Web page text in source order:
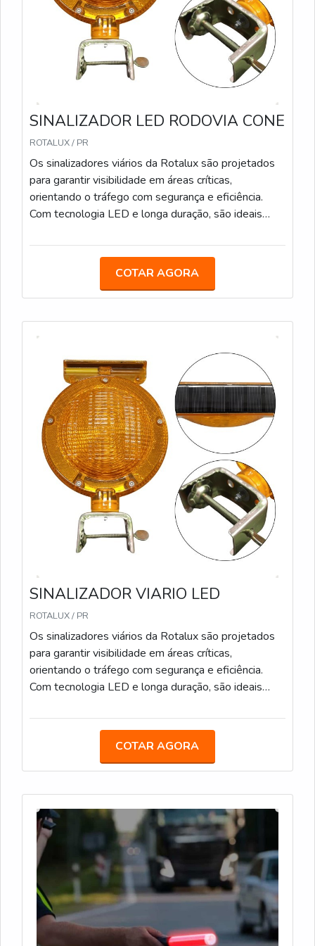
pilhas, eliminando a necessidade de fios e
permitindo a mobilidade total. Seu design robusto
garante durabilidade e resistência, mesmo em
condições adversas.
SINALIZADOR LED RODOVIA CONE
ROTALUX / PR
Os sinalizadores viários da Rotalux são projetados
para garantir visibilidade em áreas críticas,
orientando o tráfego com segurança e eficiência.
Com tecnologia LED e longa duração, são ideais
de pouca luz. Bateria com duração média de 12
Universal Ideal para obras em rodovias,
especialmente em locais com pouca iluminação,
eficiente.
COTAR AGORA
SINALIZADOR VIARIO LED
ROTALUX / PR
Os sinalizadores viários da Rotalux são projetados
para garantir visibilidade em áreas críticas,
orientando o tráfego com segurança e eficiência.
Com tecnologia LED e longa duração, são ideais
de pouca luz. Bateria com duração média de 12
Universal Ideal para obras em rodovias,
especialmente em locais com pouca iluminação,
eficiente.
COTAR AGORA